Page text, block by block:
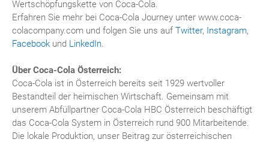
Wertschöpfungskette von Coca-Cola.
Erfahren Sie mehr bei Coca-Cola Journey unter www.coca-
colacompany.com und folgen Sie uns auf Twitter, Instagram,
Facebook und LinkedIn.
Über Coca-Cola Österreich:
Coca-Cola ist in Österreich bereits seit 1929 wertvoller
Bestandteil der heimischen Wirtschaft. Gemeinsam mit
unserem Abfüllpartner Coca-Cola HBC Österreich beschäftigt
das Coca-Cola System in Österreich rund 900 Mitarbeitende.
Die lokale Produktion, unser Beitrag zur österreichischen